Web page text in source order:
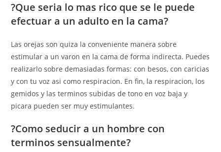
?Que seri­a lo mas rico que se le puede
efectuar a un adulto en la cama?
Las orejas son quiza la conveniente manera sobre
estimular a un varon en la cama de forma indirecta. Puedes
realizarlo sobre demasiadas formas: con besos, con caricias
y con tu voz asi­ como respiracion. En fin, la respiracion, los
gemidos y las terminos subidas de tono en voz baja y
picara pueden ser muy estimulantes.
?Como seducir a un hombre con
terminos sensualmente?